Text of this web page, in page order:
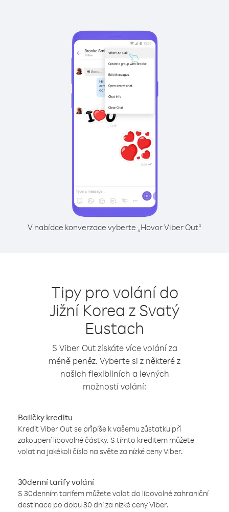
V nabídce konverzace vyberte „Hovor Viber Out“
Tipy pro volání do
Jižní Korea z Svatý
Eustach
S Viber Out získáte více volání za
méně peněz. Vyberte si z některé z
našich flexibilních a levných
možností volání:
Balíčky kreditu
Kredit Viber Out se připíše k vašemu zůstatku při
zakoupení libovolné částky. S tímto kreditem můžete
volat na jakékoli číslo na světe za nízké ceny Viber.
30denní tarify volání
S 30denním tarifem můžete volat do libovolné zahraniční
destinace po dobu 30 dní za nízké ceny Viber.